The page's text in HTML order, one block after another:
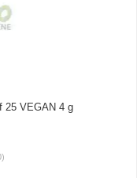
25 VEGAN 4 g